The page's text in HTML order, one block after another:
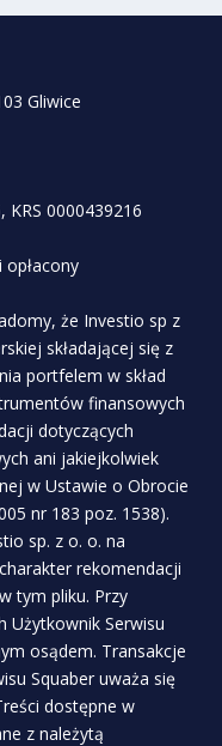
Gliwice
KRS 0000439216
opłacony
że Investio sp z
składającej się z
portfelem w skład
finansowych
dotyczących
ani jakiejkolwiek
w Ustawie o Obrocie
nr 183 poz. 1538).
sp. z o. o. na
rekomendacji
tym pliku. Przy
Użytkownik Serwisu
osądem. Transakcje
Squaber uważa się
dostępne w
z należytą